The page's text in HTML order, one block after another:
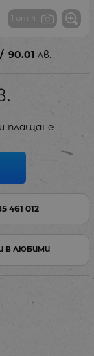
1 от 4
/ 90.01 лв.
плащане
461 012
В ЛЮБИМИ